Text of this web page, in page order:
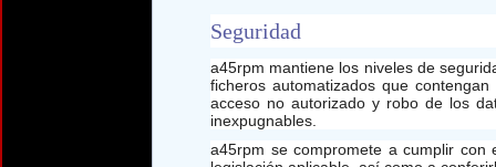
Seguridad
a45rpm mantiene los niveles de
ficheros automatizados que
acceso no autorizado y robo de los
inexpugnables.
a45rpm se compromete a cumplir con